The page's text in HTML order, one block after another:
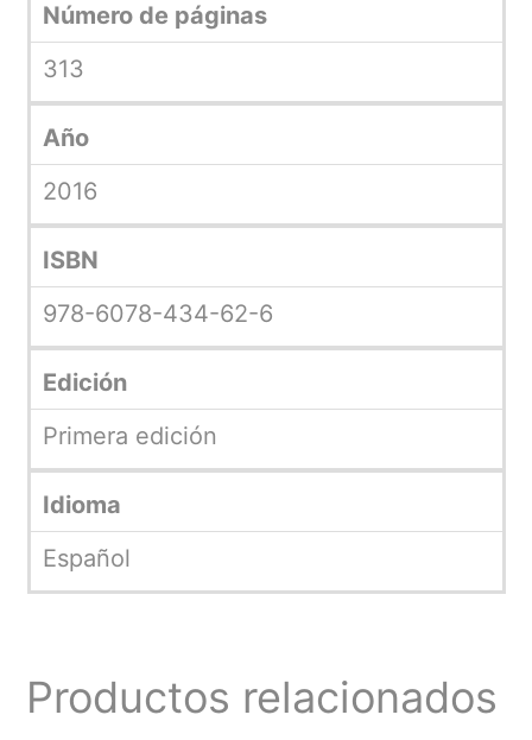
Número de páginas
313
Año
2016
ISBN
978-6078-434-62-6
Edición
Primera edición
Idioma
Español
Productos relacionados